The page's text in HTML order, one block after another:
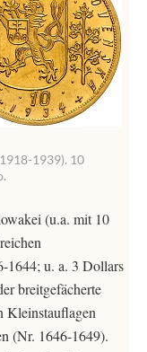
1939). 10
(u.a. mit 10
1644; u. a. 3 Dollars
breitgefächerte
Kleinstauflagen
(Nr. 1646-1649).